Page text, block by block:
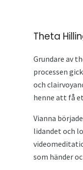
Theta
Grundare av
processen
och
henne att få
Vianna
lidandet och
som händer